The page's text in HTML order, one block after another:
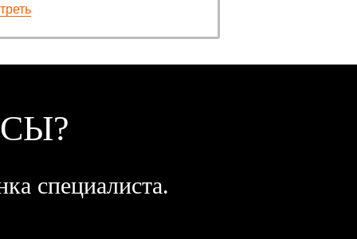
специалиста.